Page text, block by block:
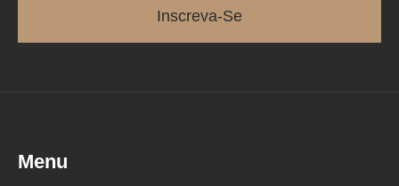
Inscreva-Se
Menu